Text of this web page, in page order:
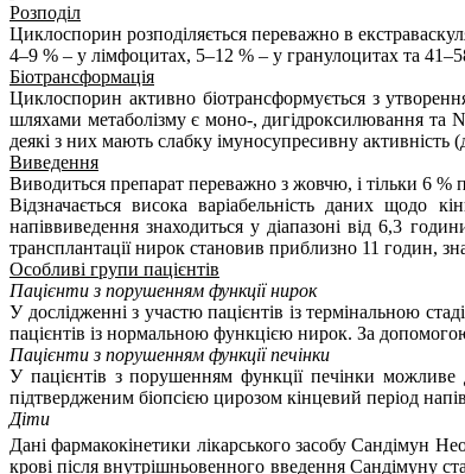
Розподіл
Циклоспорин розподіляється переважно в
4–9 % – у лімфоцитах, 5–12 % – у гранулоцитах та 41–
Біотрансформація
Циклоспорин активно біотрансформується з
шляхами метаболізму є моно-, дигідроксилювання та
деякі з них мають слабку імуносупресивну активність
Виведення
Виводиться препарат переважно з жовчю, і тільки 6 %
Відзначається висока варіабельність даних щодо
напіввиведення знаходиться у діапазоні від 6,3
трансплантації нирок становив приблизно 11 годин,
Особливі групи пацієнтів
Пацієнти з порушенням функції нирок
У дослідженні з участю пацієнтів із термінальною
пацієнтів із нормальною функцією нирок. За
Пацієнти з порушенням функції печінки
У пацієнтів з порушенням функції печінки можливе
підтвердженим біопсією цирозом кінцевий період
Діти
Дані фармакокінетики лікарського засобуСандімун
крові після внутрішньовенного введення Сандімуну